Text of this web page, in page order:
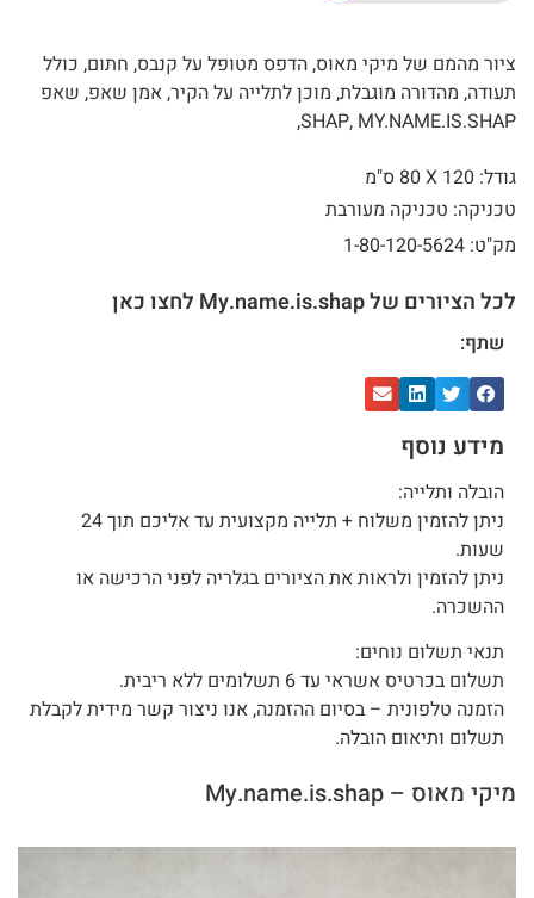
ציור מהמם של מיקי מאוס, הדפס מטופל על קנבס, חתום, כולל
תעודה, מהדורה מוגבלת, מוכן לתלייה על הקיר, אמן שאפ, שאפ
SHAP, MY.NAME.IS.SHAP,
גודל: 120 X
80 ס"מ
טכניקה: טכניקה מעורבת
מק"ט: 1-80-120-5624
לכל הציורים של My.name.is.shap לחצו כאן
שתף:
מידע נוסף
הובלה ותלייה:
ניתן להזמין משלוח + תלייה מקצועית עד אליכם תוך 24
שעות.
ניתן להזמין ולראות את הציורים בגלריה לפני הרכישה או
ההשכרה.
תנאי תשלום נוחים:
תשלום בכרטיס אשראי עד 6 תשלומים ללא ריבית.
הזמנה טלפונית – בסיום ההזמנה, אנו ניצור קשר מידית לקבלת
תשלום ותיאום הובלה.
מיקי מאוס – My.name.is.shap